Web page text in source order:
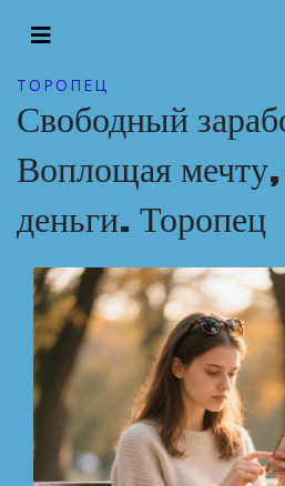
ТОРОПЕЦ
Свободный
Воплощая
деньги. Торопец